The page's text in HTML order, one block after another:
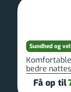
Sundhed og
bedre
Få op til